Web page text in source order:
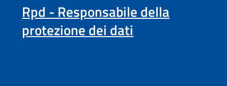
Rpd - Responsabile della
protezione dei dati